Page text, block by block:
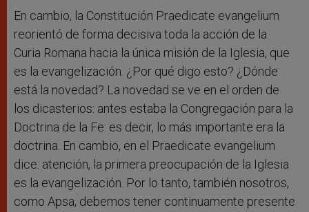
En cambio, la Constitución Praedicate evangelium
reorientó de forma decisiva toda la acción de la
Curia Romana hacia la única misión de la Iglesia, que
es la evangelización. ¿Por qué digo esto? ¿Dónde
está la novedad? La novedad se ve en el orden de
los dicasterios: antes estaba la Congregación para la
Doctrina de la Fe: es decir, lo más importante era la
doctrina. En cambio, en el Praedicate evangelium
dice: atención, la primera preocupación de la Iglesia
es la evangelización. Por lo tanto, también nosotros,
como Apsa, debemos tener continuamente presente